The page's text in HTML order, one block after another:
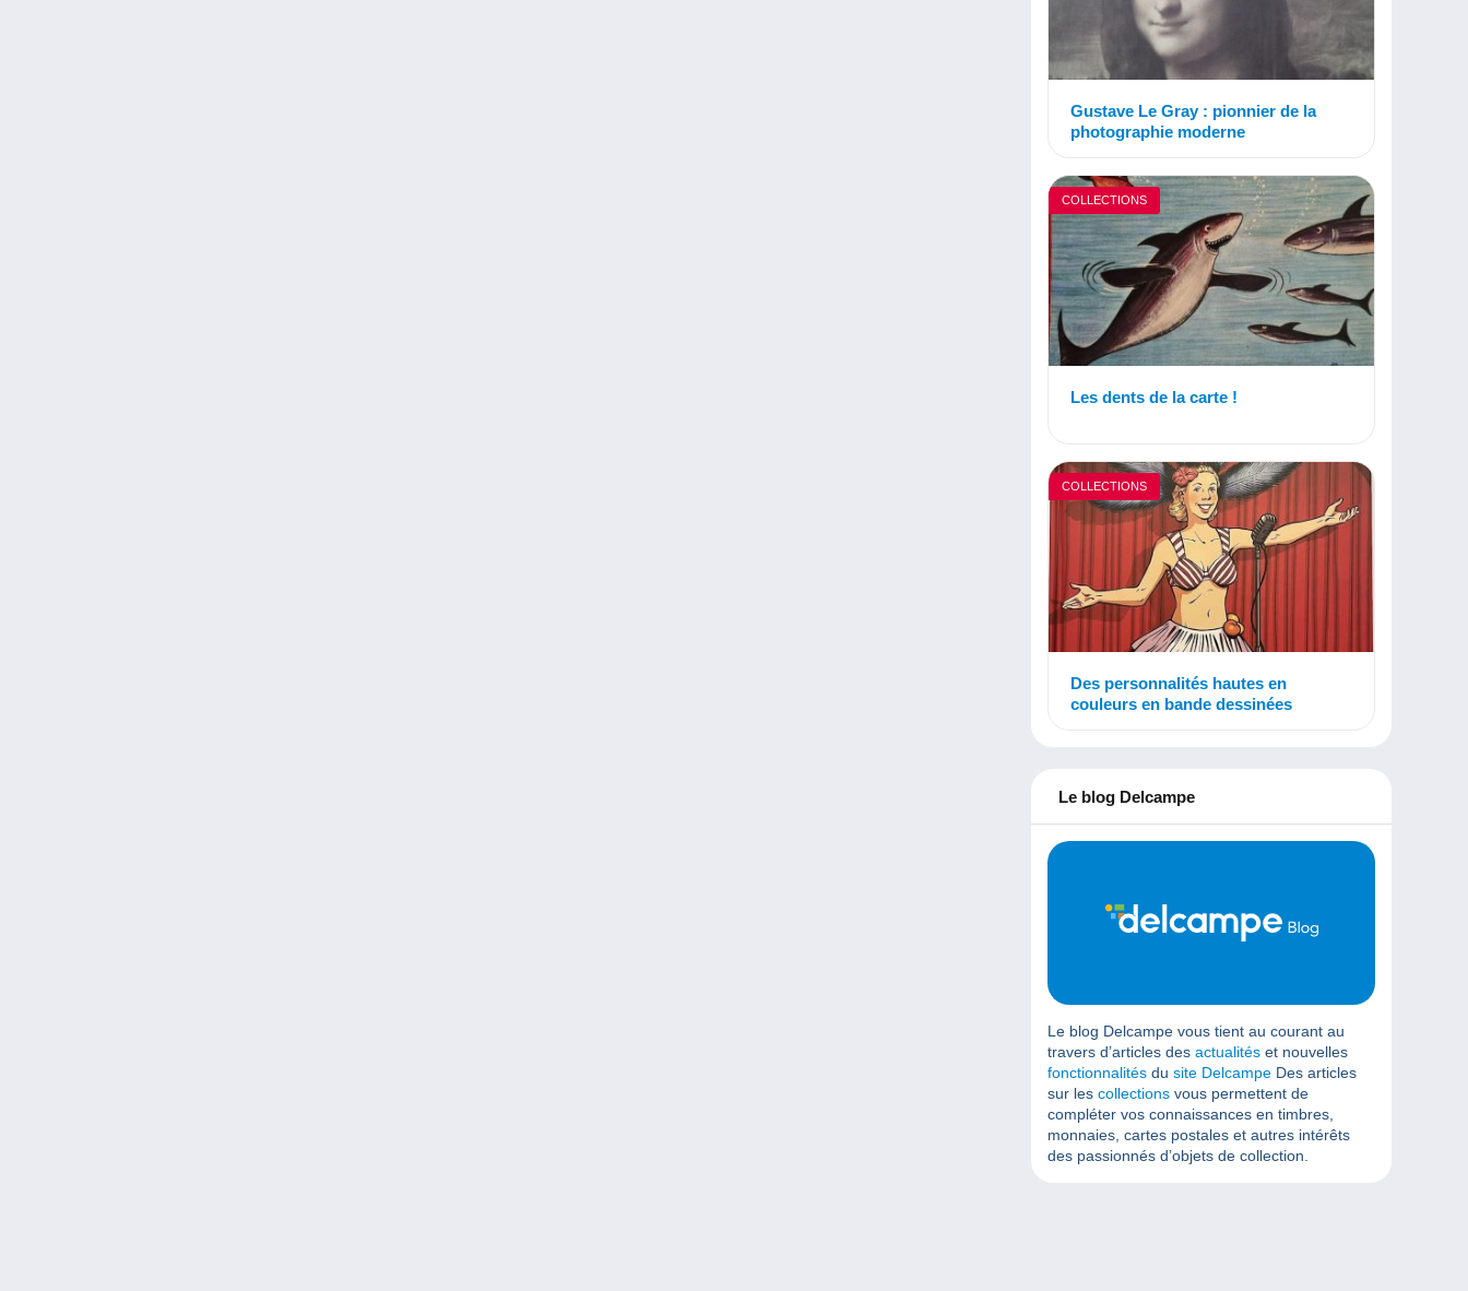
Gustave Le Gray : pionnier de la
photographie moderne
COLLECTIONS
Les dents de la carte !
COLLECTIONS
Des personnalités hautes en
couleurs en bande dessinées
Le blog Delcampe
Le blog Delcampe vous tient au courant au
travers d’articles des actualités et nouvelles
fonctionnalités du site Delcampe Des articles
sur les collections vous permettent de
compléter vos connaissances en timbres,
monnaies, cartes postales et autres intérêts
des passionnés d’objets de collection.